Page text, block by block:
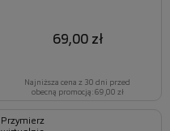
69,00 zł
Najniższa cena z 30 dni przed
obecną promocją: 69,00 zł
Przymierz